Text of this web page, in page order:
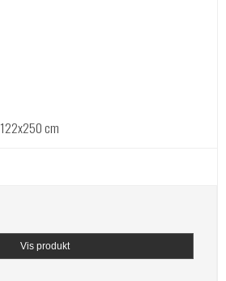
cm
Vis produkt